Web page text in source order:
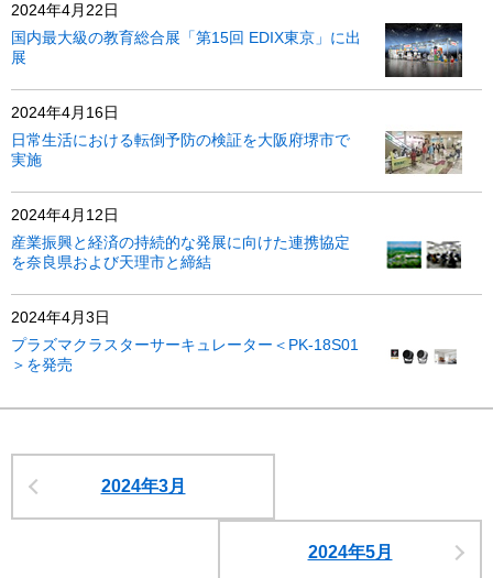
2024年4月22日
国内最大級の教育総合展「第15回 EDIX東京」に出
展
2024年4月16日
日常生活における転倒予防の検証を大阪府堺市で
実施
2024年4月12日
産業振興と経済の持続的な発展に向けた連携協定
を奈良県および天理市と締結
2024年4月3日
プラズマクラスターサーキュレーター＜PK-18S01
＞を発売
2024年3月
2024年5月